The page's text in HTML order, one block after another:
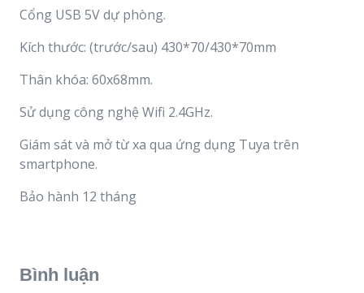
Cổng USB 5V dự phòng.
Kích thước: (trước/sau) 430*70/430*70mm
Thân khóa: 60x68mm.
Sử dụng công nghệ Wifi 2.4GHz.
Giám sát và mở từ xa qua ứng dụng Tuya trên
smartphone.
Bảo hành 12 tháng
Bình luận